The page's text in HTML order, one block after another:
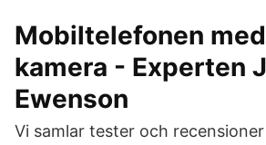
Mobiltelefonen
kamera - Experten
Ewenson
Vi samlar tester och